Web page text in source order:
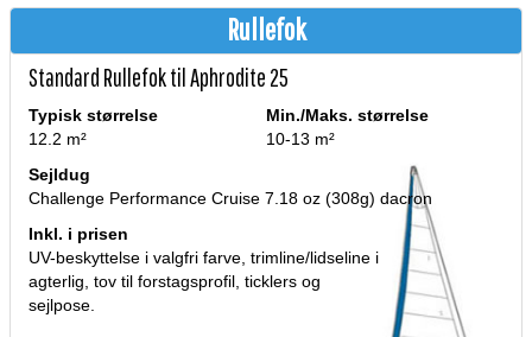
Rullefok
Standard Rullefok til Aphrodite 25
Typisk størrelse
12.2 m²
Min./Maks. størrelse
10-13 m²
Sejldug
Challenge Performance Cruise 7.18 oz (308g) dacron
Inkl. i prisen
UV-beskyttelse i valgfri farve, trimline/lidseline i
agterlig, tov til forstagsprofil, ticklers og
sejlpose.